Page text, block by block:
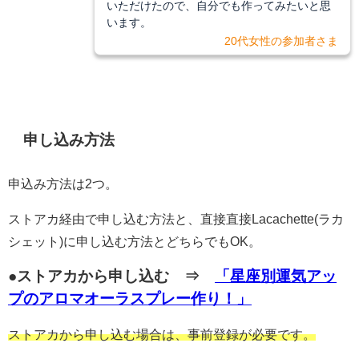
いただけたので、自分でも作ってみたいと思
います。
20代女性の参加者さま
申し込み方法
申込み方法は2つ。
ストアカ経由で申し込む方法と、直接直接Lacachette(ラカ
シェット)に申し込む方法とどちらでもOK。
●ストアカから申し込む ⇒
「星座別運気アッ
プのアロマオーラスプレー作り！」
ストアカから申し込む場合は、事前登録が必要です。